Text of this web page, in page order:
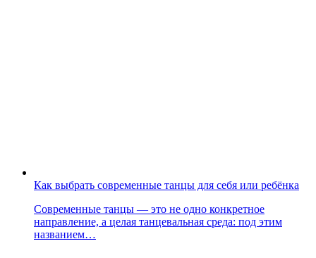
Как выбрать современные танцы для себя или ребёнка
Современные танцы — это не одно конкретное
направление, а целая танцевальная среда: под этим
названием…